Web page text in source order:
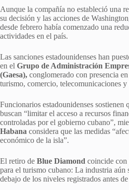
Aunque la compañía no estableció una
su decisión y las acciones de
desde febrero había comenzado una
actividades en el país.
Las sanciones estadounidenses han
en el Grupo de Administración
(Gaesa), conglomerado con presencia
turismo, comercio, telecomunicaciones y
Funcionarios estadounidenses sostienen
buscan “limitar el acceso a recursos
controladas por el gobierno cubano”,
Habana considera que las medidas
económico de la isla”.
El retiro de Blue Diamond coincide
para el turismo cubano: La industria aún
debajo de los niveles registrados antes